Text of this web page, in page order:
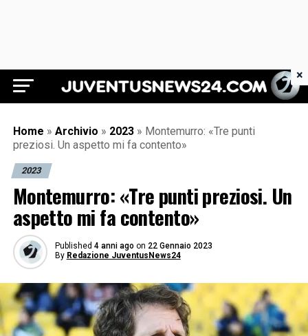
Juventus News 24
Home » Archivio » 2023 » Montemurro: «Tre punti
preziosi. Un aspetto mi fa contento»
2023
Montemurro: «Tre punti preziosi. Un
aspetto mi fa contento»
Published 4 anni ago on 22 Gennaio 2023
By Redazione JuventusNews24
×